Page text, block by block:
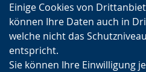
Einige Cookies von
können Ihre Daten auch in
welche nicht das
entspricht.
Sie können Ihre Einwilligung